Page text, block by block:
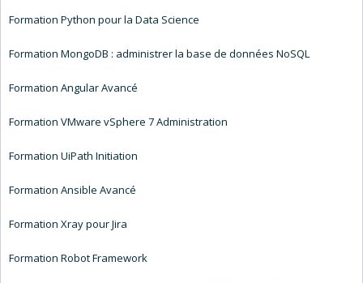
Formation Python pour la Data Science
Formation MongoDB : administrer la base de données NoSQL
Formation Angular Avancé
Formation VMware vSphere 7 Administration
Formation UiPath Initiation
Formation Ansible Avancé
Formation Xray pour Jira
Formation Robot Framework